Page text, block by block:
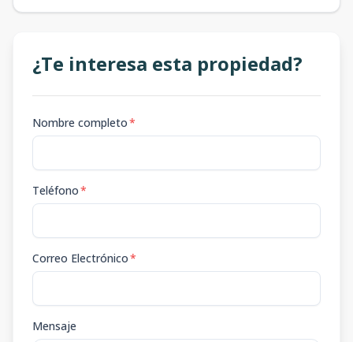
¿Te interesa esta propiedad?
Nombre completo*
Teléfono*
Correo Electrónico*
Mensaje